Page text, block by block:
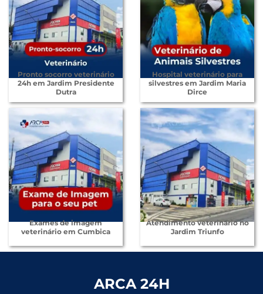
Pronto socorro veterinário
24h em Jardim Presidente
Dutra
Hospital veterinário para
silvestres em Jardim Maria
Dirce
Exames de imagem
veterinário em Cumbica
Atendimento veterinário no
Jardim Triunfo
ARCA 24H